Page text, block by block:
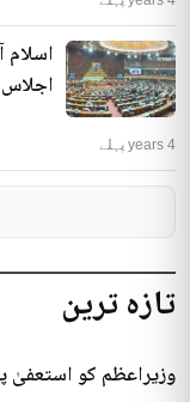
تازہ ترین
وزیراعظم کو استعفیٰ
اسلام
4 years پہلے